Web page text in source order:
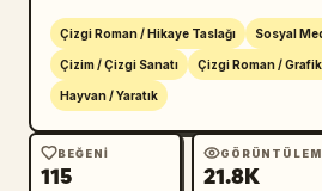
bir dikdörtgen. 16:9 yatay
kaotik mahkeme taslağı
renkli tavşan
oluşturan soluk kahverengi
kullanın, fotorealizm
olmasın, ekstra başlık
Çizgi Roman / Hikaye Taslağı Sosyal
Çizim / Çizgi Sanatı Çizgi Roman /
Hayvan / Yaratık
BEĞENI
115 21.8K